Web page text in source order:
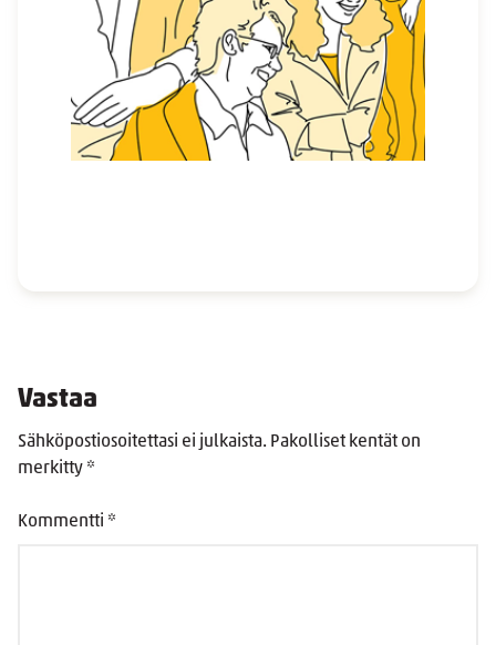
Vastaa
Sähköpostiosoitettasi ei julkaista. Pakolliset kentät on
merkitty *
Kommentti *